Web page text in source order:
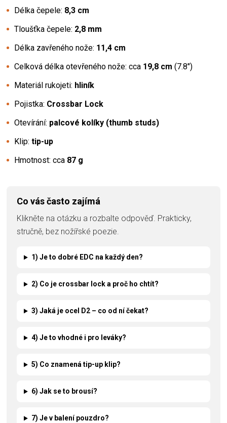
Délka čepele: 8,3 cm
Tloušťka čepele: 2,8 mm
Délka zavřeného nože: 11,4 cm
Celková délka otevřeného nože: cca 19,8 cm (7.8")
Materiál rukojeti: hliník
Pojistka: Crossbar Lock
Otevírání: palcové kolíky (thumb studs)
Klip: tip-up
Hmotnost: cca 87 g
Co vás často zajímá
Klikněte na otázku a rozbalte odpověď. Prakticky,
stručně, bez nožířské poezie.
1) Je to dobré EDC na každý den?
2) Co je crossbar lock a proč ho chtít?
3) Jaká je ocel D2 – co od ní čekat?
4) Je to vhodné i pro leváky?
5) Co znamená tip-up klip?
6) Jak se to brousí?
7) Je v balení pouzdro?